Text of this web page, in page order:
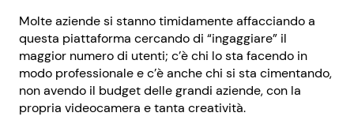
Molte aziende si stanno timidamente affacciando a
questa piattaforma cercando di “ingaggiare” il
maggior numero di utenti; c’è chi lo sta facendo in
modo professionale e c’è anche chi si sta cimentando,
non avendo il budget delle grandi aziende, con la
propria videocamera e tanta creatività.